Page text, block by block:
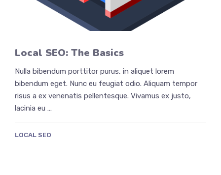
Local SEO: The Basics
Nulla bibendum porttitor purus, in aliquet lorem
bibendum eget. Nunc eu feugiat odio. Aliquam tempor
risus a ex venenatis pellentesque. Vivamus ex justo,
lacinia eu …
LOCAL SEO